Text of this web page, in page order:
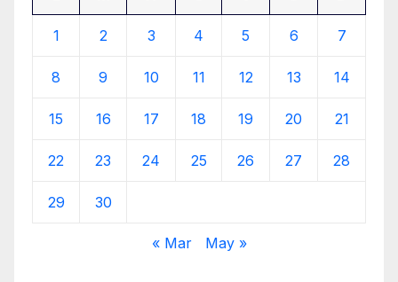
1 2 3 4 5 6 7
8 9 10 11 12 13 14
15 16 17 18 19 20 21
22 23 24 25 26 27 28
29 30
« Mar May »